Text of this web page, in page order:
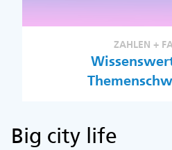
ZAHLEN +
Big city life